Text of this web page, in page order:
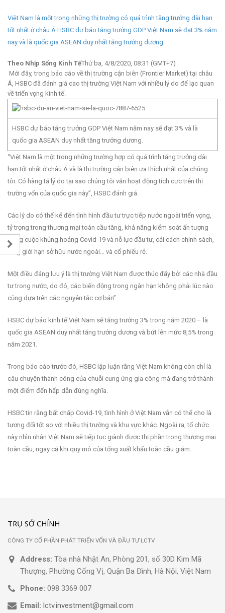
Việt Nam là một trong những thị trường có quá trình tăng trưởng dài hạn
tốt nhất ở châu Á. HSBC dự báo tăng trưởng GDP Việt Nam sẽ đạt 3% năm
nay và là quốc gia ASEAN duy nhất tăng trưởng dương.
Theo Nhịp Sống Kinh TếThứ ba, 4/8/2020, 08:31 (GMT+7)
Mới đây, trong báo cáo về thị trường cận biên (Frontier Market) tại châu
Á, HSBC đã đánh giá cao thị trường Việt Nam với nhiều lý do để lạc quan
về triển vọng kinh tế.
HSBC dự báo tăng trưởng GDP Việt Nam năm nay sẽ đạt 3% và là
quốc gia ASEAN duy nhất tăng trưởng dương.
“Việt Nam là một trong những trường hợp có quá trình tăng trưởng dài
hạn tốt nhất ở châu Á và là thị trường cận biên ưa thích nhất của chúng
tôi. Có hàng tá lý do tại sao chúng tôi vẫn hoạt động tích cực trên thị
trường vốn của quốc gia này”, HSBC đánh giá.
Các lý do có thể kể đến tình hình đầu tư trực tiếp nước ngoài triển vọng,
tỷ trọng trong thương mại toàn cầu tăng, khả năng kiểm soát ấn tượng
trong cuộc khủng hoảng Covid-19 và nỗ lực đầu tư, cải cách chính sách,
tăng giới hạn sở hữu nước ngoài… và cổ phiếu rẻ.
Một điều đáng lưu ý là thị trường Việt Nam được thúc đẩy bởi các nhà đầu
tư trong nước, do đó, các biến động trong ngắn hạn không phải lúc nào
cũng dựa trên các nguyên tắc cơ bản”.
HSBC dự báo kinh tế Việt Nam sẽ tăng trưởng 3% trong năm 2020 – là
quốc gia ASEAN duy nhất tăng trưởng dương và bứt lên mức 8,5% trong
năm 2021.
Trong báo cáo trước đó, HSBC lập luận rằng Việt Nam không còn chỉ là
câu chuyện thành công của chuỗi cung ứng gia công mà đang trở thành
một điểm đến hấp dẫn đúng nghĩa.
HSBC tin rằng bất chấp Covid-19, tình hình ở Việt Nam vẫn có thể cho là
tương đối tốt so với nhiều thị trường và khu vực khác. Ngoài ra, tổ chức
này nhìn nhận Việt Nam sẽ tiếp tục giành được thị phần trong thương mại
toàn cầu, ngay cả khi quy mô của tổng xuất khẩu toàn cầu giảm.
TRỤ SỞ CHÍNH
CÔNG TY CỔ PHẦN PHÁT TRIỂN VỐN VÀ ĐẦU TƯ LCTV
Address: Tòa nhà Nhật An, Phòng 201, số 30D Kim Mã
Thượng, Phường Cống Vị, Quận Ba Đình, Hà Nội, Việt Nam
Phone: 098 3369 007
Email: lctv.investment@gmail.com